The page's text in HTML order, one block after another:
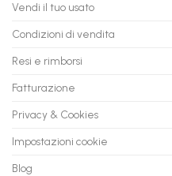
Vendi il tuo usato
Condizioni di vendita
Resi e rimborsi
Fatturazione
Privacy & Cookies
Impostazioni cookie
Blog